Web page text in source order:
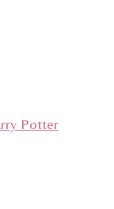
Potter